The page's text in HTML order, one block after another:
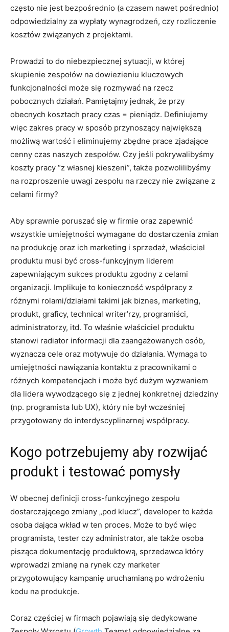
często nie jest bezpośrednio (a czasem nawet pośrednio)
odpowiedzialny za wypłaty wynagrodzeń, czy rozliczenie
kosztów związanych z projektami.
Prowadzi to do niebezpiecznej sytuacji, w której
skupienie zespołów na dowiezieniu kluczowych
funkcjonalności może się rozmywać na rzecz
pobocznych działań. Pamiętajmy jednak, że przy
obecnych kosztach pracy czas = pieniądz. Definiujemy
więc zakres pracy w sposób przynoszący największą
możliwą wartość i eliminujemy zbędne prace zjadające
cenny czas naszych zespołów. Czy jeśli pokrywalibyśmy
koszty pracy “z własnej kieszeni”, także pozwolilibyśmy
na rozproszenie uwagi zespołu na rzeczy nie związane z
celami firmy?
Aby sprawnie poruszać się w firmie oraz zapewnić
wszystkie umiejętności wymagane do dostarczenia zmian
na produkcję oraz ich marketing i sprzedaż, właściciel
produktu musi być cross-funkcyjnym liderem
zapewniającym sukces produktu zgodny z celami
organizacji. Implikuje to konieczność współpracy z
różnymi rolami/działami takimi jak biznes, marketing,
produkt, graficy, technical writer’rzy, programiści,
administratorzy, itd. To właśnie właściciel produktu
stanowi radiator informacji dla zaangażowanych osób,
wyznacza cele oraz motywuje do działania. Wymaga to
umiejętności nawiązania kontaktu z pracownikami o
różnych kompetencjach i może być dużym wyzwaniem
dla lidera wywodzącego się z jednej konkretnej dziedziny
(np. programista lub UX), który nie był wcześniej
przygotowany do interdyscyplinarnej współpracy.
Kogo potrzebujemy aby rozwijać
produkt i testować pomysły
W obecnej definicji cross-funkcyjnego zespołu
dostarczającego zmiany „pod klucz”, developer to każda
osoba dająca wkład w ten proces. Może to być więc
programista, tester czy administrator, ale także osoba
pisząca dokumentację produktową, sprzedawca który
wprowadzi zmianę na rynek czy marketer
przygotowujący kampanię uruchamianą po wdrożeniu
kodu na produkcje.
Coraz częściej w firmach pojawiają się dedykowane